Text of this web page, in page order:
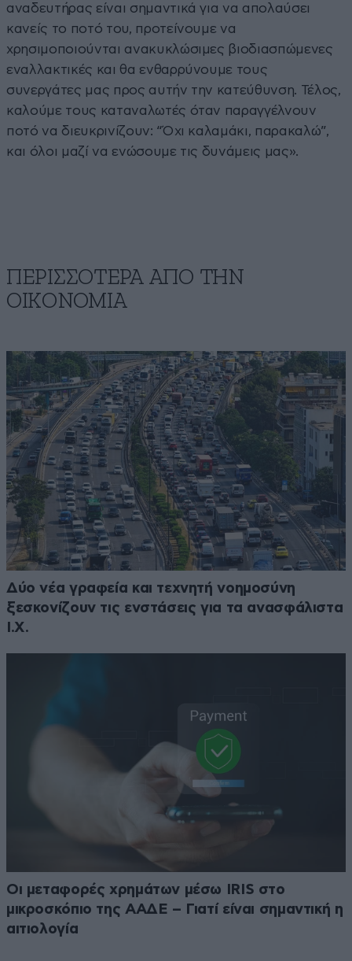
αναδευτήρας είναι σημαντικά για να απολαύσει
κανείς το ποτό του, προτείνουμε να
χρησιμοποιούνται ανακυκλώσιμες βιοδιασπώμενες
εναλλακτικές και θα ενθαρρύνουμε τους
συνεργάτες μας προς αυτήν την κατεύθυνση. Τέλος,
καλούμε τους καταναλωτές όταν παραγγέλνουν
ποτό να διευκρινίζουν: “Όχι καλαμάκι, παρακαλώ”,
και όλοι μαζί να ενώσουμε τις δυνάμεις μας».
ΠΕΡΙΣΣΟΤΕΡΑ ΑΠΟ ΤΗΝ
ΟΙΚΟΝΟΜΙΑ
Δύο νέα γραφεία και τεχνητή νοημοσύνη
ξεσκονίζουν τις ενστάσεις για τα ανασφάλιστα
Ι.Χ.
Οι μεταφορές χρημάτων μέσω IRIS στο
μικροσκόπιο της ΑΑΔΕ – Γιατί είναι σημαντική η
αιτιολογία